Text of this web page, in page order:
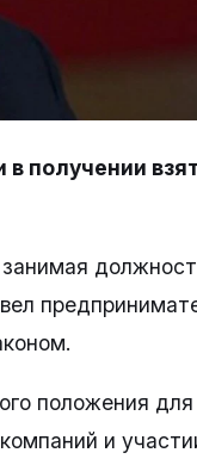
получении
положения для
и